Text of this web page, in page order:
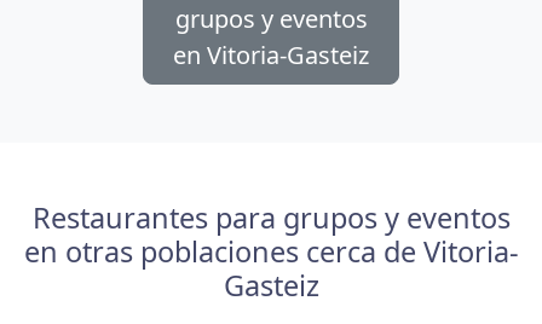
grupos y eventos
en Vitoria-Gasteiz
Restaurantes para grupos y eventos
en otras poblaciones cerca de Vitoria-
Gasteiz